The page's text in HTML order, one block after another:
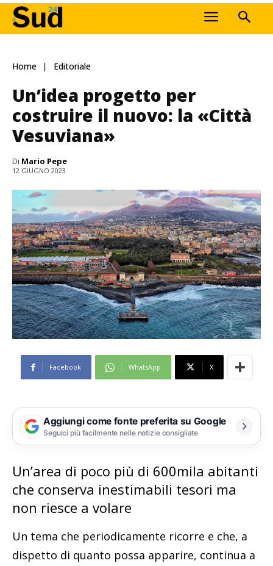
Home Editoriale
Un’idea progetto per
costruire il nuovo: la «Città
Vesuviana»
Di Mario Pepe
12 GIUGNO 2023
Facebook WhatsApp X
Aggiungi come fonte preferita su Google
Seguici più facilmente nelle notizie consigliate
Un’area di poco più di 600mila abitanti
che conserva inestimabili tesori ma
non riesce a volare
Un tema che periodicamente ricorre e che, a
dispetto di quanto possa apparire, continua a